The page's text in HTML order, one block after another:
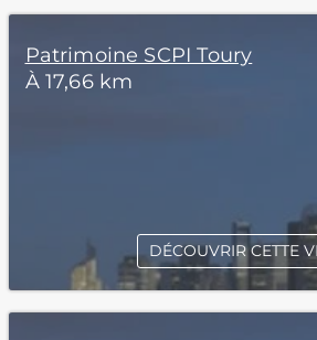
Patrimoine SCPI Toury
À 17,66 km
DÉCOUVRIR CETTE